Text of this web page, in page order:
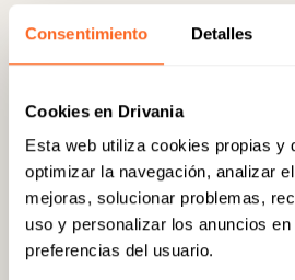
Consentimiento Detalles
Cookies en Drivania
Esta web utiliza cookies propias y
optimizar la navegación, analizar
mejoras, solucionar problemas,
uso y personalizar los anuncios en
preferencias del usuario.
Boutique de alta costura de la firma
una zona comercial selecta de la
personalizada para cliente exigente.
06 Tiffany Luxury Store Tunis
Tienda de joyería y relojería de alta
asesoramiento premium y ubicación
en Túnez. Dirección: 21 Avenue Ahmed